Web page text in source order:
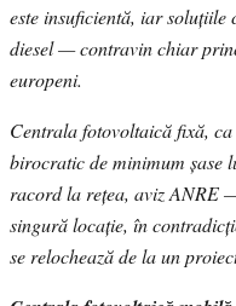
este insuficientă, iar
diesel — contravin chiar
europeni.
Centrala fotovoltaică fixă,
birocratic de minimum șase
racord la rețea, aviz ANRE
singură locație, în
se relochează de la un